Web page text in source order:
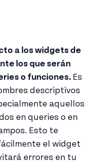
a los widgets de
los que serán
o funciones. Es
descriptivos
aquellos
en queries o en
Esto te
el widget
errores en tu